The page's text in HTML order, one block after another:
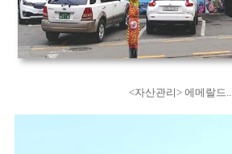
<자산관리> 에메랄드..